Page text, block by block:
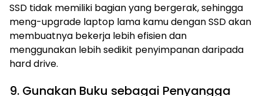
SSD tidak memiliki bagian yang bergerak, sehingga
meng-upgrade laptop lama kamu dengan SSD akan
membuatnya bekerja lebih efisien dan
menggunakan lebih sedikit penyimpanan daripada
hard drive.
9. Gunakan Buku sebagai Penyangga